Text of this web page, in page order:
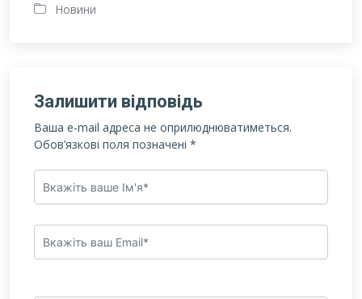
Новини
Залишити відповідь
Ваша e-mail адреса не оприлюднюватиметься.
Обов’язкові поля позначені *